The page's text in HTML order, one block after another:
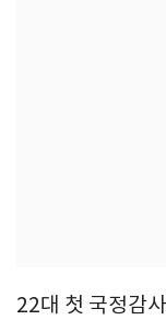
22대 첫 국정감